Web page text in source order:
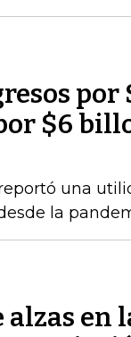
por
$6
una
la
en